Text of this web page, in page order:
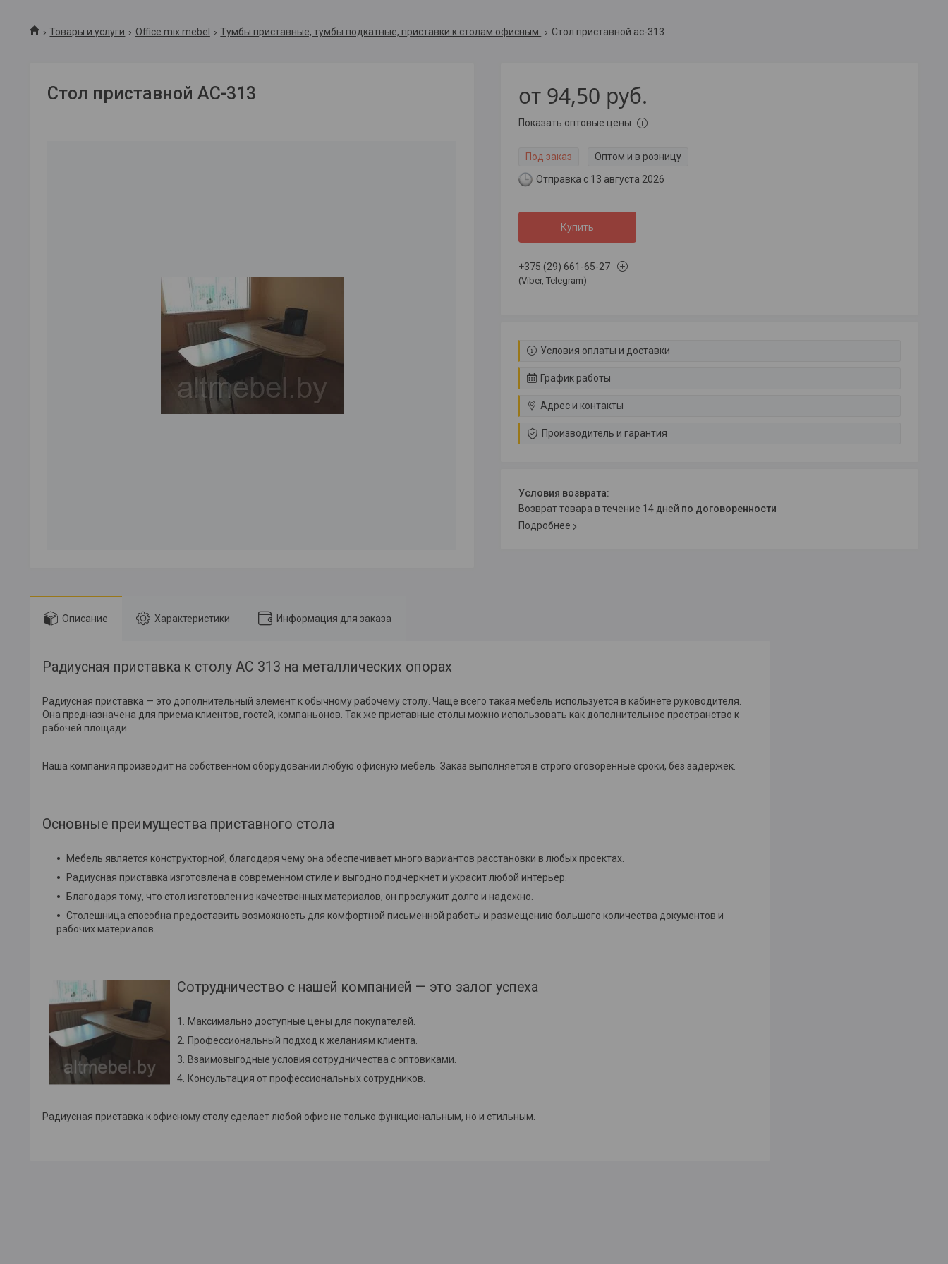
Товары и услуги Office mix mebel Тумбы приставные, тумбы подкатные, приставки к столам офисным. Стол приставной ас-313
Стол приставной АС-313 от 94,50 руб.
Показать оптовые цены
Под заказ
Оптом и в розницу
Отправка с 13 августа 2026
Купить
+375 (29) 661-65-27
(Viber, Telegram)
Условия оплаты и доставки
График работы
Адрес и контакты
Производитель и гарантия
возврат товара в течение 14 дней по договоренности
Подробнее
Описание Характеристики Информация для заказа
Радиусная приставка к столу АС 313 на металлических опорах
Радиусная приставка — это дополнительный элемент к обычному рабочему столу. Чаще всего такая мебель используется в кабинете руководителя.
Она предназначена для приема клиентов, гостей, компаньонов. Так же приставные столы можно использовать как дополнительное пространство к
рабочей площади.
Наша компания производит на собственном оборудовании любую офисную мебель. Заказ выполняется в строго оговоренные сроки, без задержек.
Основные преимущества приставного стола
Мебель является конструкторной, благодаря чему она обеспечивает много вариантов расстановки в любых проектах.
Радиусная приставка изготовлена в современном стиле и выгодно подчеркнет и украсит любой интерьер.
Благодаря тому, что стол изготовлен из качественных материалов, он прослужит долго и надежно.
Столешница способна предоставить возможность для комфортной письменной работы и размещению большого количества документов и
рабочих материалов.
Сотрудничество с нашей компанией — это залог успеха
Максимально доступные цены для покупателей.
Профессиональный подход к желаниям клиента.
Взаимовыгодные условия сотрудничества с оптовиками.
Консультация от профессиональных сотрудников.
Радиусная приставка к офисному столу сделает любой офис не только функциональным, но и стильным.